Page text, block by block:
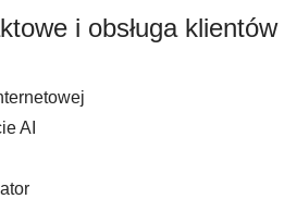
i obsługa klientów
AI